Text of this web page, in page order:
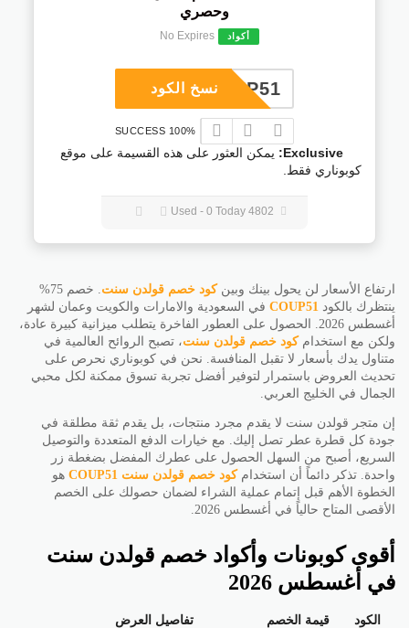
وحصري
أكواد No Expires
COUP51نسخ الكود
100% SUCCESS
Exclusive:
يمكن العثور على هذه القسيمة على موقع
كوبوناري فقط.
ارتفاع الأسعار لن يحول بينك وبينكود خصم قولدن سنت
. خصم 75%
ينتظرك بالكود COUP51 في السعودية والامارات والكويت وعمان لشهر
أغسطس 2026. الحصول على العطور الفاخرة يتطلب ميزانية كبيرة عادة،
ولكن مع استخدامكود خصم قولدن سنت، تصبح الروائح العالمية في
متناول يدك بأسعار لا تقبل المنافسة. نحن في كوبوناري نحرص على
تحديث العروض باستمرار لتوفير أفضل تجربة تسوق ممكنة لكل محبي
الجمال في الخليج العربي.
إن متجر قولدن سنت لا يقدم مجرد منتجات، بل يقدم ثقة مطلقة في
جودة كل قطرة عطر تصل إليك. مع خيارات الدفع المتعددة والتوصيل
السريع، أصبح من السهل الحصول على عطرك المفضل بضغطة زر
واحدة. تذكر دائماً أن استخدامكود خصم قولدن سنت COUP51 هو
الخطوة الأهم قبل إتمام عملية الشراء لضمان حصولك على الخصم
الأقصى المتاح حالياً في أغسطس 2026.
أقوى كوبونات وأكواد خصم قولدن سنت
في أغسطس 2026
الكود قيمة الخصم
تفاصيل العرض